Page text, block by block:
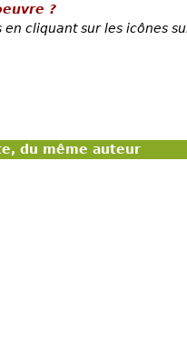
?
en cliquant sur les icônes
du même auteur